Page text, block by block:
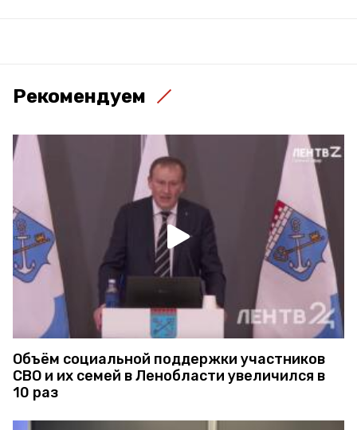
Рекомендуем
Объём социальной поддержки участников
СВО и их семей в Ленобласти увеличился в
10 раз